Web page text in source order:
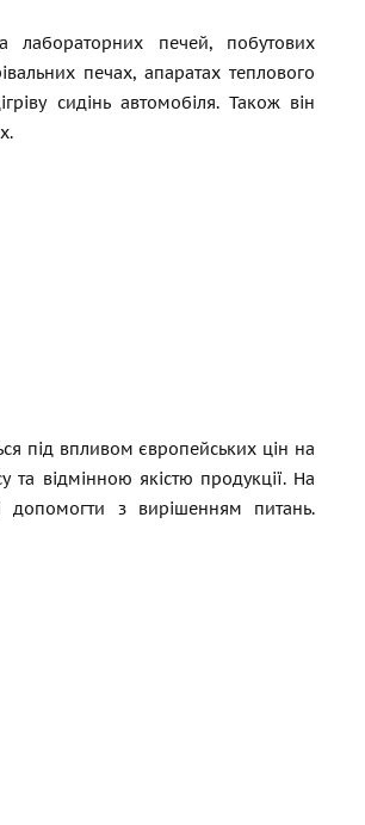
лабораторних печей, побутових
печах, апаратах теплового
сидінь автомобіля. Також він
під впливом європейських цін на
та відмінною якістю продукції. На
допомогти з вирішенням питань.